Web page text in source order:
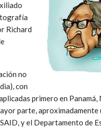
Richard
no
con
primero en Panamá,
parte, aproximadamente
y el Departamento de